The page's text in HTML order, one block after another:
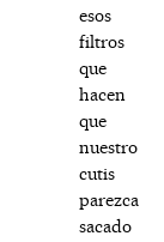
esos
filtros
que
hacen
que
nuestro
cutis
parezca
sacado